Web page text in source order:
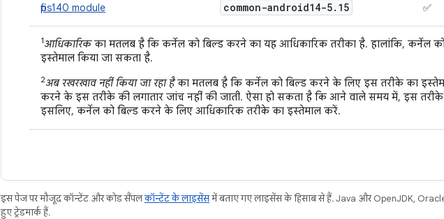
fips140 module common-android14-5. 15 ✅
1आधिकारिकका मतलब है कि कर्नेल को बिल्ड करने का यह आधिकारिक तरीका है. हालांकि, कर्नेल
इस्तेमाल किया जा सकता है.
2अब रखरखाव नहीं किया जा रहा हैका मतलब है कि कर्नेल को बिल्ड करने के लिए इस तरीके का
करने के इस तरीके की लगातार जांच नहीं की जाती. ऐसा हो सकता है कि आने वाले समय में, इस
इसलिए, कर्नेल को बिल्ड करने के लिए आधिकारिक तरीके का इस्तेमाल करें.
इस पेज पर मौजूद कॉन्टेंट और कोड सैंपलकॉन्टेंट के लाइसेंसमें बताए गए लाइसेंस के हिसाब से हैं. Java और OpenJDK,
हुए ट्रेडमार्क हैं.